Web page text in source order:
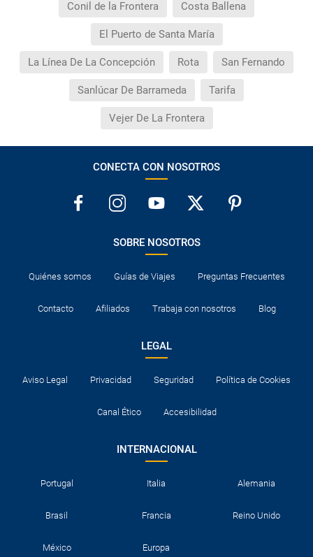
Conil de la Frontera Costa Ballena
El Puerto de Santa María
La Línea De La Concepción Rota San Fernando
Sanlúcar De Barrameda Tarifa
Vejer De La Frontera
CONECTA CON NOSOTROS
SOBRE NOSOTROS
Quiénes somos Guías de Viajes Preguntas Frecuentes
Contacto Afiliados Trabaja con nosotros Blog
LEGAL
Aviso Legal Privacidad Seguridad Política de Cookies
Canal Ético Accesibilidad
INTERNACIONAL
Portugal Italia Alemania
Brasil Francia Reino Unido
México Europa